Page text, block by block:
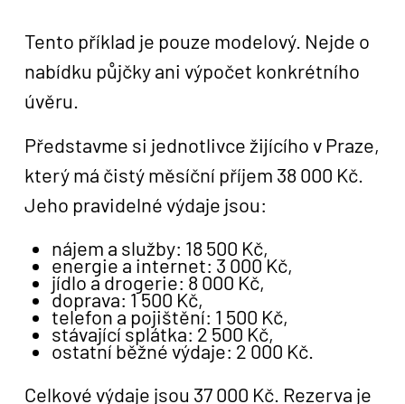
Tento příklad je pouze modelový. Nejde o
nabídku půjčky ani výpočet konkrétního
úvěru.
Představme si jednotlivce žijícího v Praze,
který má čistý měsíční příjem 38 000 Kč.
Jeho pravidelné výdaje jsou:
nájem a služby: 18 500 Kč,
energie a internet: 3 000 Kč,
jídlo a drogerie: 8 000 Kč,
doprava: 1 500 Kč,
telefon a pojištění: 1 500 Kč,
stávající splátka: 2 500 Kč,
ostatní běžné výdaje: 2 000 Kč.
Celkové výdaje jsou 37 000 Kč. Rezerva je